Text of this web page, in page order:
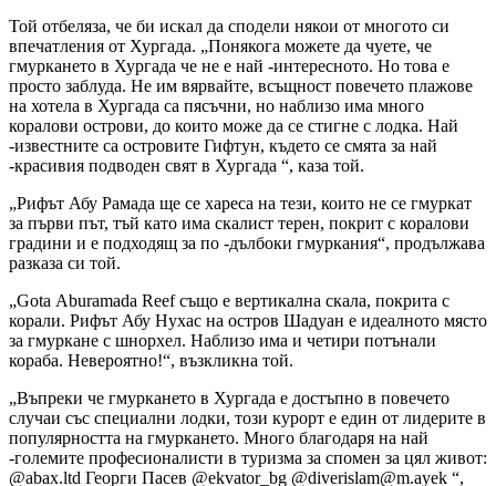
Той отбеляза, че би искал да сподели някои от многото си
впечатления от Хургада. „Понякога можете да чуете, че
гмуркането в Хургада че не е най -интересното. Но това е
просто заблуда. Не им вярвайте, всъщност повечето плажове
на хотела в Хургада са пясъчни, но наблизо има много
коралови острови, до които може да се стигне с лодка. Най
-известните са островите Гифтун, където се смята за най
-красивия подводен свят в Хургада “, каза той.
„Рифът Абу Рамада ще се хареса на тези, които не се гмуркат
за първи път, тъй като има скалист терен, покрит с коралови
градини и е подходящ за по -дълбоки гмуркания“, продължава
разказа си той.
„Gota Aburamada Reef също е вертикална скала, покрита с
корали. Рифът Абу Нухас на остров Шадуан е идеалното място
за гмуркане с шнорхел. Наблизо има и четири потънали
кораба. Невероятно!“, възкликна той.
„Въпреки че гмуркането в Хургада е достъпно в повечето
случаи със специални лодки, този курорт е един от лидерите в
популярността на гмуркането. Много благодаря на най
-големите професионалисти в туризма за спомен за цял живот:
@abax.ltd Георги Пасев @ekvator_bg @diverislam@m.ayek “,